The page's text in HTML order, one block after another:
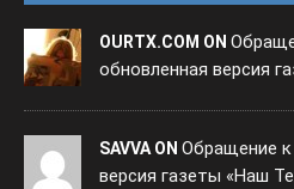
OURTX.COM ON
обновленная версия
SAVVA ON Обращение к
версия газеты «Наш